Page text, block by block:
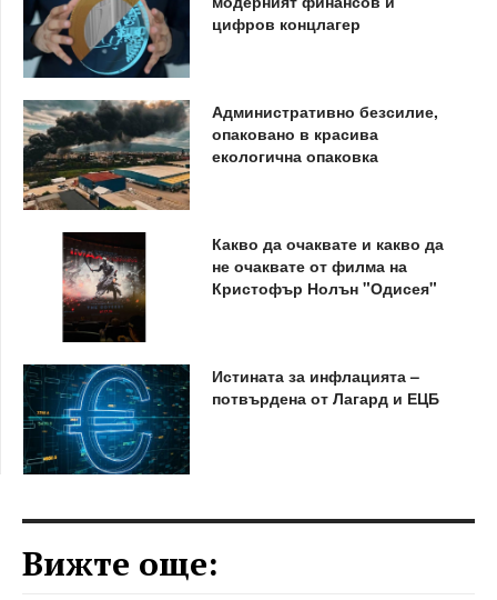
цифров концлагер
Административно безсилие,
опаковано в красива
екологична опаковка
Какво да очаквате и какво да
не очаквате от филма на
Кристофър Нолън "Одисея"
Истината за инфлацията –
потвърдена от Лагард и ЕЦБ
Вижте още: